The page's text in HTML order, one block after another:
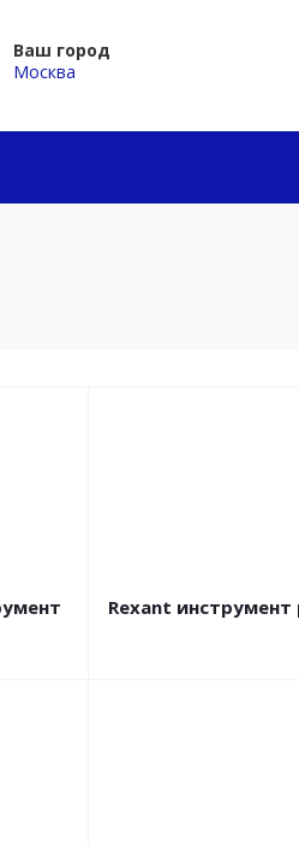
Ваш город
Москва
Rexant инструмент